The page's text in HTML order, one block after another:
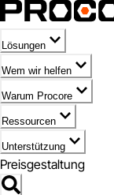
Lösungen
Wem wir helfen
Warum Procore
Ressourcen
Unterstützung
Preisgestaltung